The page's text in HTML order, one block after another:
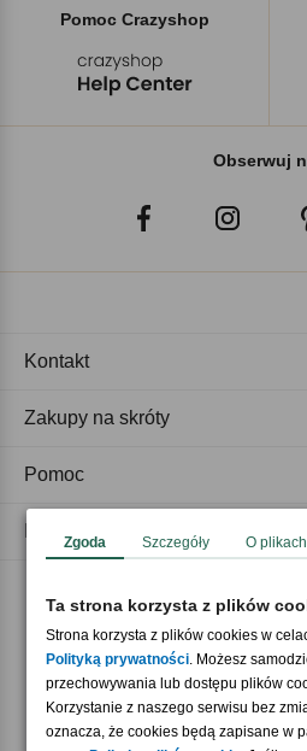
Pomoc Crazyshop
Obserwuj
Akceptujemy
Kontakt
Zakupy na skróty
Pomoc
Zgoda Szczegóły O
Ta strona korzysta z plików
Strona korzysta z plików cookies w
Polityką prywatności. Możesz
przechowywania lub dostępu plików
Korzystanie z naszego serwisu bez
oznacza, że cookies będą zapisane w